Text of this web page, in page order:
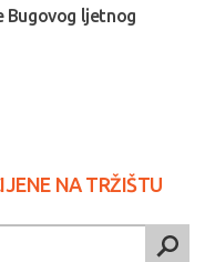
Bugovog ljetnog
NA TRŽIŠTU